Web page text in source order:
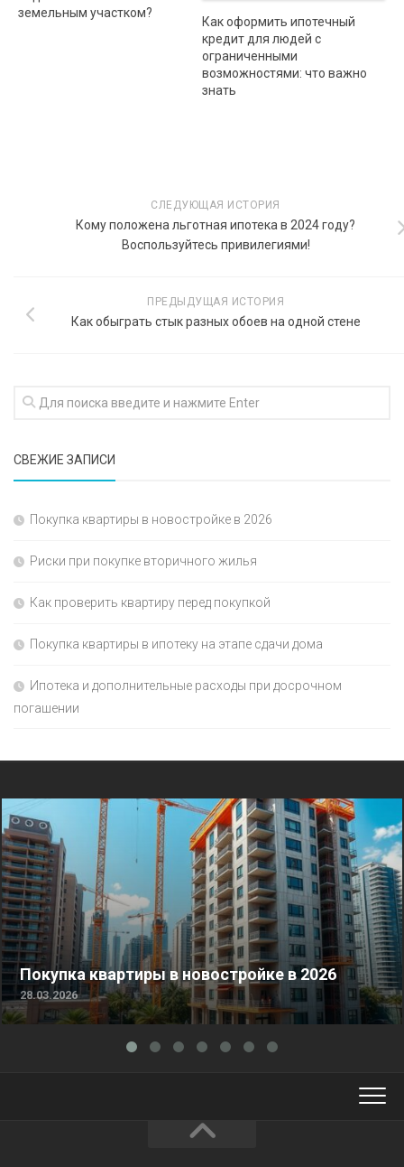
земельным участком?
Как оформить ипотечный
кредит для людей с
ограниченными
возможностями: что важно
знать
СЛЕДУЮЩАЯ ИСТОРИЯ
Кому положена льготная ипотека в 2024 году?
Воспользуйтесь привилегиями!
ПРЕДЫДУЩАЯ ИСТОРИЯ
Как обыграть стык разных обоев на одной стене
СВЕЖИЕ ЗАПИСИ
Покупка квартиры в новостройке в 2026
Риски при покупке вторичного жилья
Как проверить квартиру перед покупкой
Покупка квартиры в ипотеку на этапе сдачи дома
Ипотека и дополнительные расходы при досрочном
погашении
Покупка квартиры в новостройке в 2026
28.03.2026